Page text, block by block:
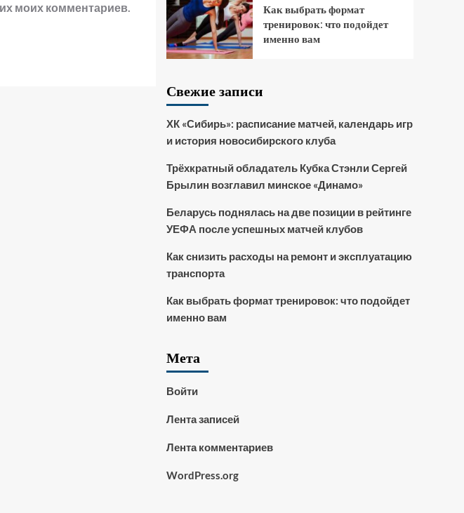
моих комментариев.
Как выбрать формат
тренировок: что подойдет
именно вам
Свежие записи
ХК «Сибирь»: расписание матчей, календарь игр
и история новосибирского клуба
Трёхкратный обладатель Кубка Стэнли Сергей
Брылин возглавил минское «Динамо»
Беларусь поднялась на две позиции в рейтинге
УЕФА после успешных матчей клубов
Как снизить расходы на ремонт и эксплуатацию
транспорта
Как выбрать формат тренировок: что подойдет
именно вам
Мета
Войти
Лента записей
Лента комментариев
WordPress.org